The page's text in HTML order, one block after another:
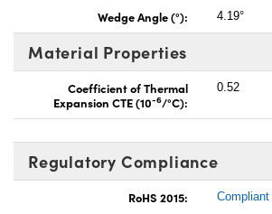
Wedge Angle (°): 4.19°
Material Properties
Coefficient of Thermal
Expansion CTE (10-6/°C):
0.52
Regulatory Compliance
RoHS 2015: Compliant